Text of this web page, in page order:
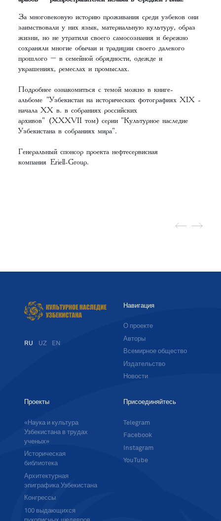
За многовековую историю проживания среди узбеков они
заимствовали у них язык, материальную культуру, образ
жизни, но не утратили своего самосознания и бережно
сохраняли многие обычаи и традиции своего далекого
прошлого – в семейной обрядности, одежде и
украшениях, ремеслах и промыслах.
Подробнее ознакомиться с темой можно в книге-
альбоме "Узбекистан на исторических фотографиях XIX -
начала XX в. в собраниях российских
архивов" (XXXVII том) серии "Культурное наследие
Узбекистана в собраниях мира".
Генеральный спонсор проекта нефтесервисная
компанияEriell-Group.
RU UZ EN
Навигация
О проекте
Авторы
Всемирное общество
Издательство
Новости
Проекты
«Наука и культура
Узбекистана в трудах
ученых»
Историческая
библиотека
Архитектурная
эпиграфика Узбекистана
Конгрессы
100 выдающихся
Присоединяйтесь
Telegram
Facebook
Instagram
YouTube